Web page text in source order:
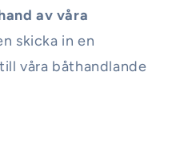
av våra
skicka in en
våra båthandlande